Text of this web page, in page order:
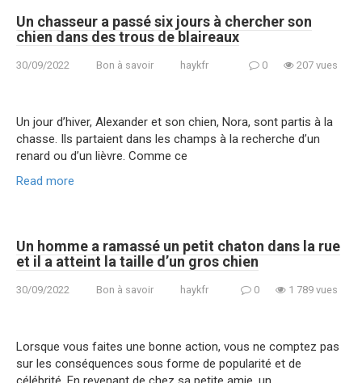
Un chasseur a passé six jours à chercher son
chien dans des trous de blaireaux
30/09/2022 Bon à savoir haykfr 0 207 vues
Un jour d’hiver, Alexander et son chien, Nora, sont partis à la
chasse. Ils partaient dans les champs à la recherche d’un
renard ou d’un lièvre. Comme ce
Read more
Un homme a ramassé un petit chaton dans la rue
et il a atteint la taille d’un gros chien
30/09/2022 Bon à savoir haykfr 0 1 789 vues
Lorsque vous faites une bonne action, vous ne comptez pas
sur les conséquences sous forme de popularité et de